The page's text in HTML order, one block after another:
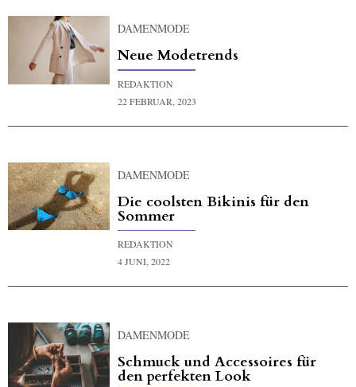
DAMENMODE
Neue Modetrends
REDAKTION
22 FEBRUAR, 2023
DAMENMODE
Die coolsten Bikinis für den
Sommer
REDAKTION
4 JUNI, 2022
DAMENMODE
Schmuck und Accessoires für
den perfekten Look